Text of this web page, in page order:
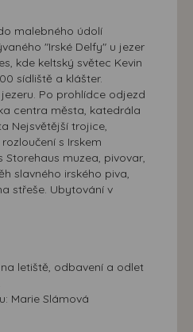
malebného údolí
"Irské Delfy" u jezer
kde keltský světec Kevin
sídliště a klášter.
Po prohlídce odjezd
centra města, katedrála
Nejsvětější trojice,
s Irskem
Storehaus muzea, pivovar,
slavného irského piva,
střeše. Ubytování v
letiště, odbavení a odlet
Marie Slámová